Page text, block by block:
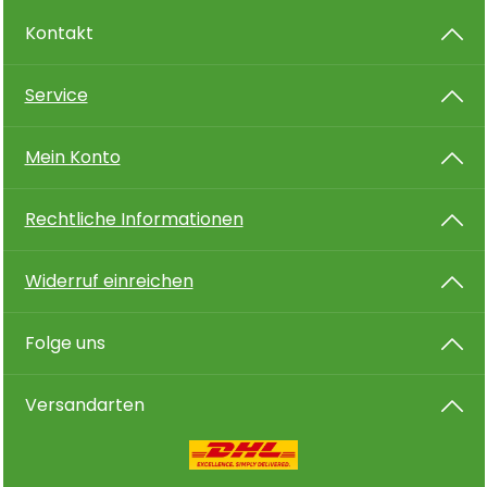
P301+P312 BEI VERSCHLUCKEN: Bei Unwohlsein
GIFTINFORMATIONSZENTRUM/Arzt anrufen.,
spülen. Eventuell vorhandene Kontaktlinsen
Inhalt/Behälter gemäß örtlicher / regionaler /
vermeiden., P280b
Gesundheitsschädlich bei Verschlucken., H319
Wasserorganismen mit langfristiger Wirkung.,
mit anderen Produkten verwenden, da
gefährliche Gase (Chlor) freigesetzt werden
können. Biozidsatz:Biozidprodukte vorsichtig
verwenden. Vor Gebrauch stets Etikett und
Produktinformationen lesen. Biozid
Kontakt
Service
Mein Konto
Rechtliche Informationen
Widerruf einreichen
Folge uns
Versandarten